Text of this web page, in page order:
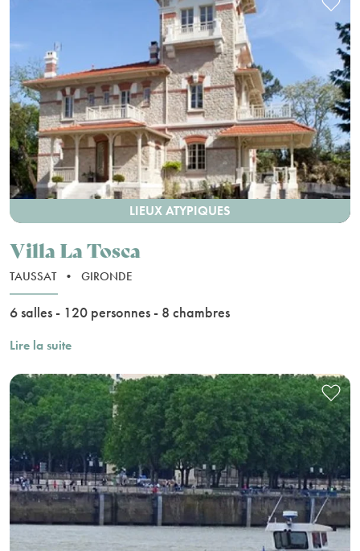
LIEUX ATYPIQUES
Villa La Tosca
TAUSSAT • GIRONDE
6 salles - 120 personnes - 8 chambres
Lire la suite